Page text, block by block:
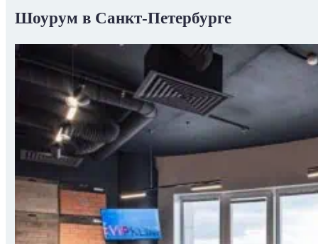
Шоурум в Санкт-Петербурге